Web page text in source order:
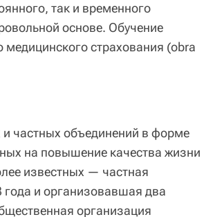
так и временного
основе. Обучение
медицинского страхования (obra
частных объединений в форме
на повышение качества жизни
известных — частная
года и организовавшая два
организация